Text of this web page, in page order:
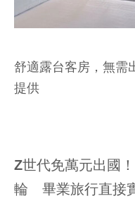
舒適露台客房，無需
提供
Z世代免萬元出國
輪 畢業旅行直接